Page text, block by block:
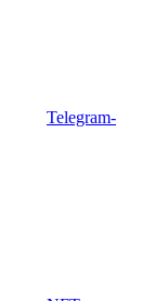
Telegram-